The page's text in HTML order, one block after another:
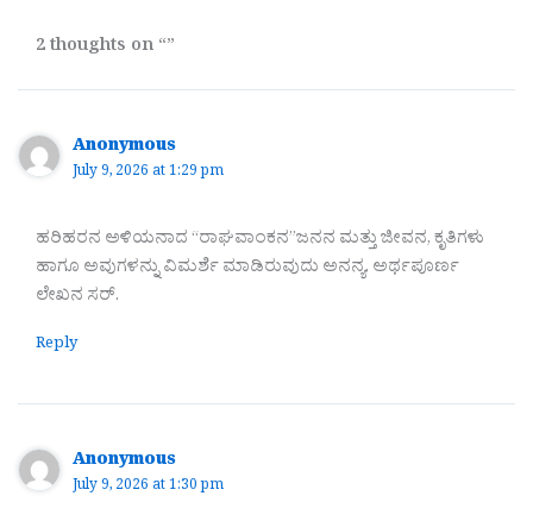
2 thoughts on “”
Anonymous
July 9, 2026 at 1:29 pm
ಹರಿಹರನ ಅಳಿಯನಾದ “ರಾಘವಾಂಕನ”ಜನನ ಮತ್ತು ಜೀವನ, ಕೃತಿಗಳು
ಹಾಗೂ ಅವುಗಳನ್ನು ವಿಮರ್ಶೆ ಮಾಡಿರುವುದು ಅನನ್ಯ. ಅರ್ಥಪೂರ್ಣ
ಲೇಖನ ಸರ್.
Reply
Anonymous
July 9, 2026 at 1:30 pm